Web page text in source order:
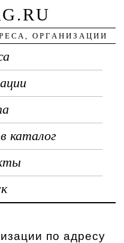
ОРГАНИЗАЦИИ
каталог
по адресу